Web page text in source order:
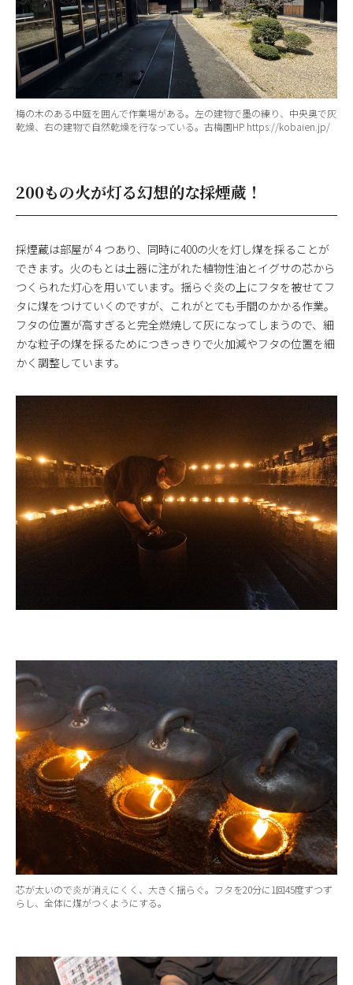
梅の木のある中庭を囲んで作業場がある。左の建物で墨の練り、中央奥で灰
乾燥、右の建物で自然乾燥を行なっている。古梅園HP https://kobaien.jp/
200もの火が灯る幻想的な採煙蔵！
採煙蔵は部屋が４つあり、同時に400の火を灯し煤を採ることが
できます。火のもとは土器に注がれた植物性油とイグサの芯から
つくられた灯心を用いています。揺らぐ炎の上にフタを被せてフ
タに煤をつけていくのですが、これがとても手間のかかる作業。
フタの位置が高すぎると完全燃焼して灰になってしまうので、細
かな粒子の煤を採るためにつきっきりで火加減やフタの位置を細
かく調整しています。
芯が太いので炎が消えにくく、大きく揺らぐ。フタを20分に1回45度ずつず
らし、全体に煤がつくようにする。